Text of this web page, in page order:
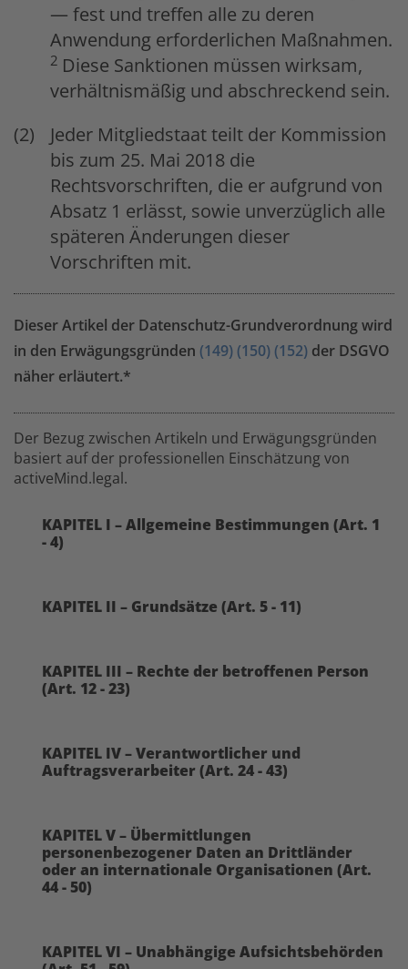
— fest und treffen alle zu deren
Anwendung erforderlichen Maßnahmen.
2 Diese Sanktionen müssen wirksam,
verhältnismäßig und abschreckend sein.
Jeder Mitgliedstaat teilt der Kommission
bis zum 25. Mai 2018 die
Rechtsvorschriften, die er aufgrund von
Absatz 1 erlässt, sowie unverzüglich alle
späteren Änderungen dieser
Vorschriften mit.
Dieser Artikel der Datenschutz-Grundverordnung wird
in den Erwägungsgründen (149) (150) (152) der DSGVO
näher erläutert.*
Der Bezug zwischen Artikeln und Erwägungsgründen
basiert auf der professionellen Einschätzung von
activeMind.legal.
KAPITEL I – Allgemeine Bestimmungen (Art. 1
- 4)
KAPITEL II – Grundsätze (Art. 5 - 11)
KAPITEL III – Rechte der betroffenen Person
(Art. 12 - 23)
KAPITEL IV – Verantwortlicher und
Auftragsverarbeiter (Art. 24 - 43)
KAPITEL V – Übermittlungen
personenbezogener Daten an Drittländer
oder an internationale Organisationen (Art.
44 - 50)
KAPITEL VI – Unabhängige Aufsichtsbehörden